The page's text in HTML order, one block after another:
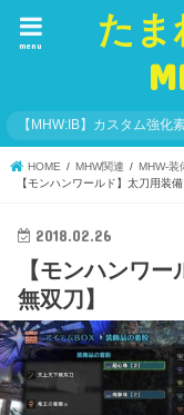
たま
menu
【MHW:IB】カスタム強化
HOME MHW関連
MHW-装
【モンハンワールド】太刀用装
2018.02.26
【モンハンワ
無双刀】